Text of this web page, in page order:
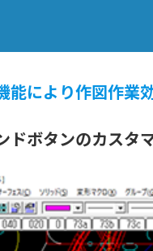
により作図作業
ボタンのカスタ